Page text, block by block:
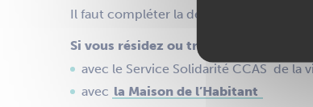
Il faut compléter la demande sur le site
Si vous résidez ou travaillez sur la
avec le Service Solidarité CCAS de la
avec la Maison de l’Habitant